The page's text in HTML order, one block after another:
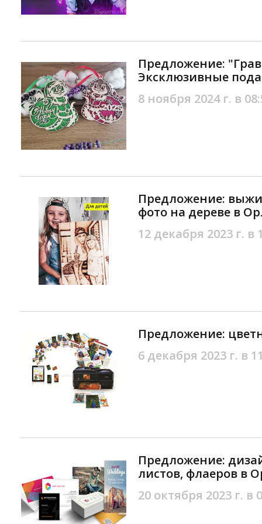
Предложение:
Эксклюзивные
8 ноября 2024 г. в
Предложение:
фото на дереве в
12 декабря 2023 г. в
Предложение:
6 декабря 2023 г. в
Предложение:
листов, флаеров в
20 октября 2023 г. в